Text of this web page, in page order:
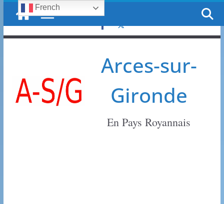
Passer
contenu
lundi, 10 août, 2026
Arces-sur-
Gironde
En Pays Royannais
French